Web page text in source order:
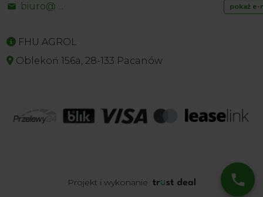
biuro@ ... pokaż e-
FHU AGROL
Oblekoń 156a, 28-133 Pacanów
Projekt i wykonanie